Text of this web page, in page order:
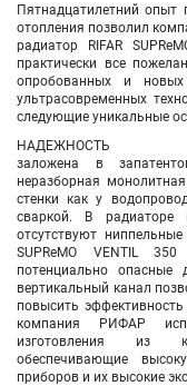
Пятнадцатилетний опыт
отопления позволил
радиатор RIFAR
практически все
опробованных и новых
ультрасовременных
следующие уникальные
НАДЕЖНОСТЬ
заложена в
неразборная
стенки как у
сваркой. В радиаторе
отсутствуют
SUPReMO VENTIL
потенциально опасные
вертикальный канал
повысить
компания РИФАР
изготовления из
обеспечивающие
приборов и их высокие